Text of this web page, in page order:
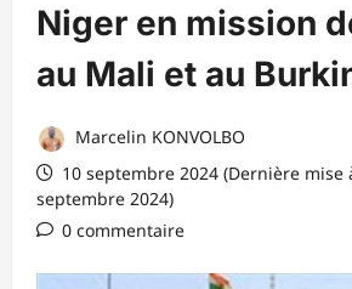
Niger en mission
au Mali et au
Marcelin KONVOLBO
10 septembre 2024 (Dernière mise
septembre 2024)
0 commentaire